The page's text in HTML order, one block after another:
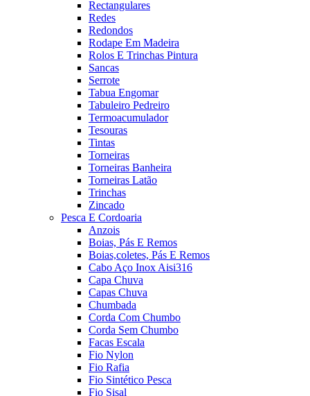
Rectangulares
Redes
Redondos
Rodape Em Madeira
Rolos E Trinchas Pintura
Sancas
Serrote
Tabua Engomar
Tabuleiro Pedreiro
Termoacumulador
Tesouras
Tintas
Torneiras
Torneiras Banheira
Torneiras Latão
Trinchas
Zincado
Pesca E Cordoaria
Anzois
Boias, Pás E Remos
Boias,coletes, Pás E Remos
Cabo Aço Inox Aisi316
Capa Chuva
Capas Chuva
Chumbada
Corda Com Chumbo
Corda Sem Chumbo
Facas Escala
Fio Nylon
Fio Rafia
Fio Sintético Pesca
Fio Sisal